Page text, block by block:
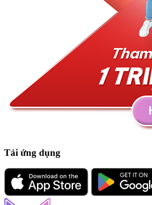
Tải ứng dụng